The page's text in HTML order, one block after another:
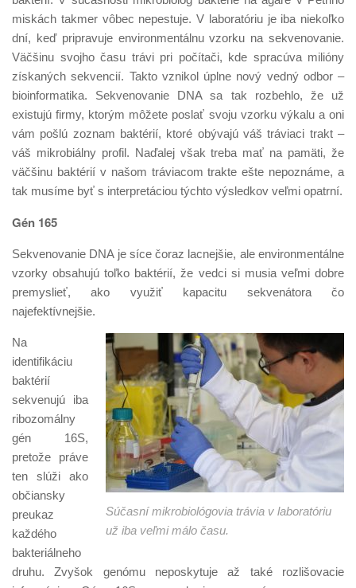
miskách takmer vôbec nepestuje. V laboratóriu je iba niekoľko
dní, keď pripravuje environmentálnu vzorku na sekvenovanie.
Väčšinu svojho času trávi pri počítači, kde spracúva milióny
získaných sekvencií. Takto vznikol úplne nový vedný odbor –
bioinformatika. Sekvenovanie DNA sa tak rozbehlo, že už
existujú firmy, ktorým môžete poslať svoju vzorku výkalu a oni
vám pošlú zoznam baktérií, ktoré obývajú váš tráviaci trakt –
váš mikrobiálny profil. Naďalej však treba mať na pamäti, že
väčšinu baktérií v našom tráviacom trakte ešte nepoznáme, a
tak musíme byť s interpretáciou týchto výsledkov veľmi opatrní.
Gén 165
Sekvenovanie DNA je síce čoraz lacnejšie, ale environmentálne
vzorky obsahujú toľko baktérií, že vedci si musia veľmi dobre
premyslieť, ako využiť kapacitu sekvenátora čo
najefektívnejšie.
Súčasní mikrobiológovia trávia v laboratóriu
už iba veľmi málo času.
Na
identifikáciu
baktérií
sekvenujú iba
ribozomálny
gén 16S,
pretože práve
ten slúži ako
občiansky
preukaz
každého
bakteriálneho
druhu. Zvyšok genómu neposkytuje až také rozlišovacie